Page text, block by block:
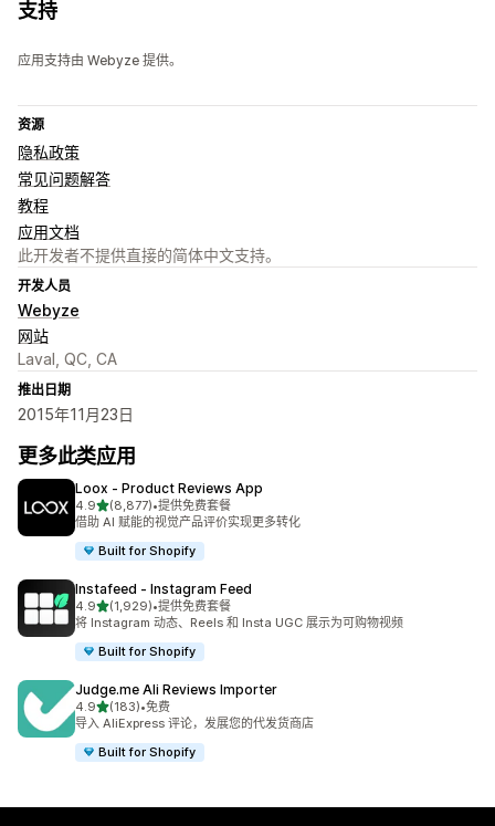
支持
应用支持由 Webyze 提供。
资源
隐私政策
常见问题解答
教程
应用文档
此开发者不提供直接的简体中文支持。
开发人员
Webyze
网站
Laval, QC, CA
推出日期
2015年11月23日
更多此类应用
Loox ‑ Product Reviews App
4.9星（满分 5 星）
(8,877)
总共 8877 条评论
•提供免费套餐
借助 AI 赋能的视觉产品评价实现更多转化
Built for Shopify
Instafeed ‑ Instagram Feed
4.9星（满分 5 星）
(1,929)
总共 1929 条评论
•提供免费套餐
将 Instagram 动态、Reels 和 Insta UGC 展示为可购物视频
Built for Shopify
Judge.me Ali Reviews Importer
4.9星（满分 5 星）
(183)
总共 183 条评论
•免费
导入 AliExpress 评论，发展您的代发货商店
Built for Shopify